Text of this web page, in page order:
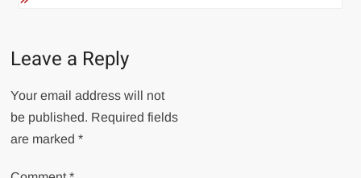
Leave a Reply
Your email address will not
be published. Required fields
are marked*